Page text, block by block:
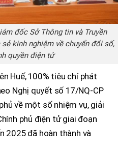
đốc Sở Thông tin và Truyền
kinh nghiệm về chuyển đổi số,
quyền điện tử
Huế, 100% tiêu chí phát
Nghị quyết số 17/NQ-CP
về một số nhiệm vụ, giải
phủ điện tử giai đoạn
2025 đã hoàn thành và